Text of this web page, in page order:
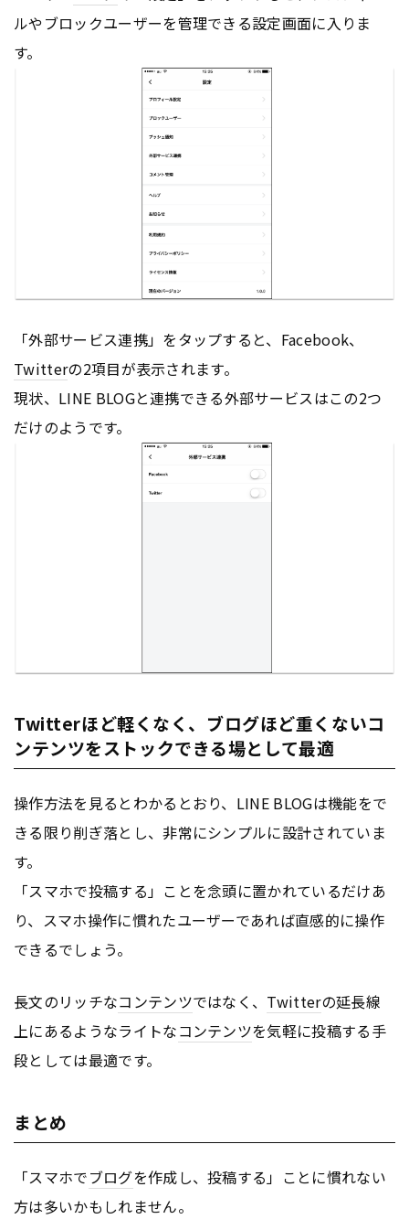
ルやブロックユーザーを管理できる設定画面に入りま
す。
「外部サービス連携」をタップすると、Facebook、
Twitterの2項目が表示されます。
現状、LINE BLOGと連携できる外部サービスはこの2つ
だけのようです。
Twitterほど軽くなく、ブログほど重くないコ
ンテンツをストックできる場として最適
操作方法を見るとわかるとおり、LINE BLOGは機能をで
きる限り削ぎ落とし、非常にシンプルに設計されていま
す。
「スマホで投稿する」ことを念頭に置かれているだけあ
り、スマホ操作に慣れたユーザーであれば直感的に操作
できるでしょう。
長文のリッチなコンテンツではなく、 Twitterの延長線
上にあるようなライトなコンテンツを気軽に投稿する手
段としては最適です。
まとめ
「スマホでブログを作成し、投稿する」ことに慣れない
方は多いかもしれません。